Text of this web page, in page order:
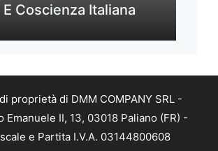
Coscienza Italiana
proprietà di DMM COMPANY SRL -
Emanuele II, 13, 03018 Paliano (FR) -
e Partita I.V.A. 03144800608